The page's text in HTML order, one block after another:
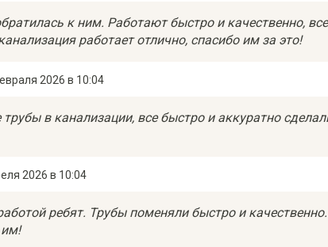
к ним. Работают быстро и качественно,
работает отлично, спасибо им за это!
2026 в 10:04
в канализации, все быстро и аккуратно
2026 в 10:04
ребят. Трубы поменяли быстро и
им!